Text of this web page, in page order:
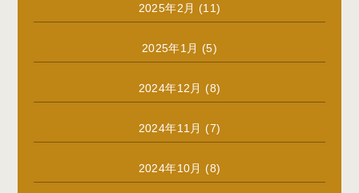
2025年2月 (11)
2025年1月 (5)
2024年12月 (8)
2024年11月 (7)
2024年10月 (8)